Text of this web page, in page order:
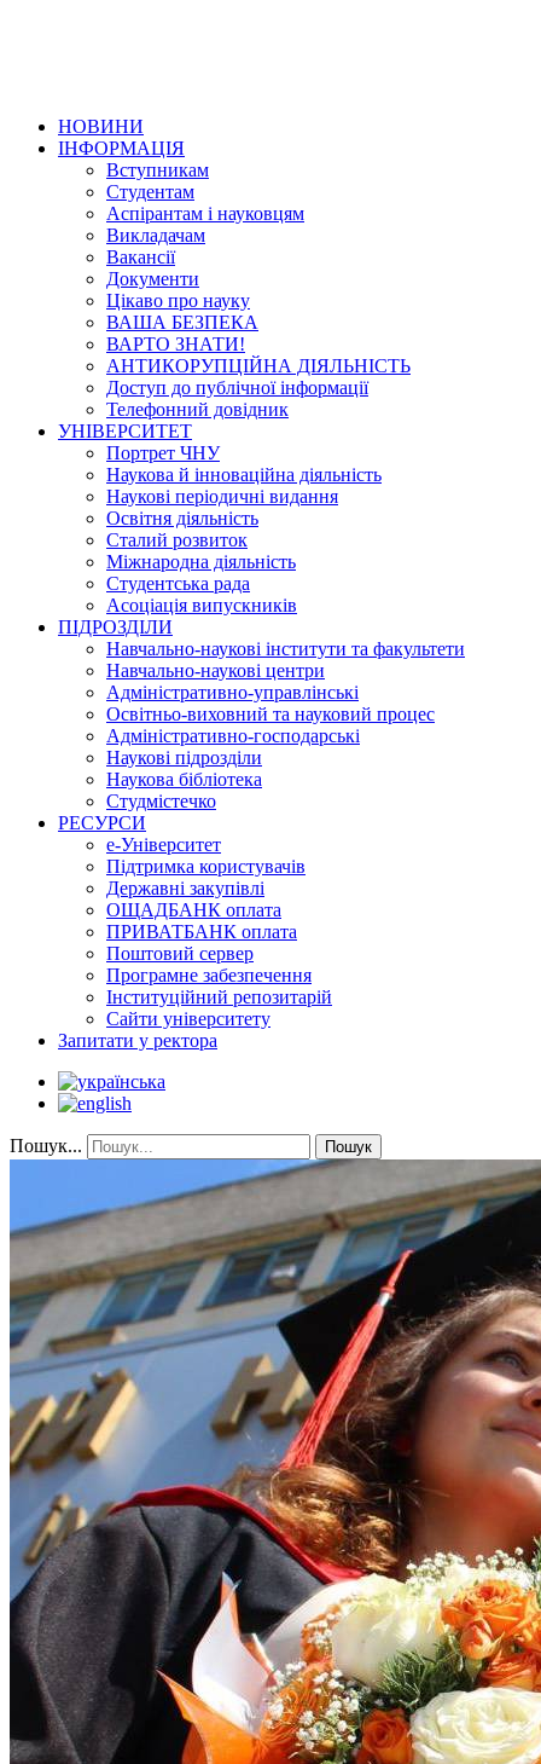
НОВИНИ
ІНФОРМАЦІЯ
Вступникам
Студентам
Аспірантам і науковцям
Викладачам
Вакансії
Документи
Цікаво про науку
ВАША БЕЗПЕКА
ВАРТО ЗНАТИ!
АНТИКОРУПЦІЙНА ДІЯЛЬНІСТЬ
Доступ до публічної інформації
Телефонний довідник
УНІВЕРСИТЕТ
Портрет ЧНУ
Наукова й інноваційна діяльність
Наукові періодичні видання
Освітня діяльність
Сталий розвиток
Міжнародна діяльність
Студентська рада
Асоціація випускників
ПІДРОЗДІЛИ
Навчально-наукові інститути та факультети
Навчально-наукові центри
Адміністративно-управлінські
Освітньо-виховний та науковий процес
Адміністративно-господарські
Наукові підрозділи
Наукова бібліотека
Студмістечко
РЕСУРСИ
е-Університет
Підтримка користувачів
Державні закупівлі
ОЩАДБАНК оплата
ПРИВАТБАНК оплата
Поштовий сервер
Програмне забезпечення
Інституційний репозитарій
Сайти університету
Запитати у ректора
Пошук... Пошук